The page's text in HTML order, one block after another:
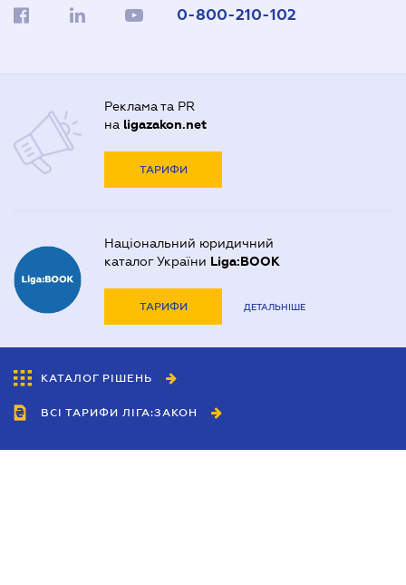
0-800-210-102
Реклама та PR
на ligazakon.net
ТАРИФИ
Національний юридичний
каталог України Liga:BOOK
ТАРИФИ ДЕТАЛЬНІШЕ
КАТАЛОГ РІШЕНЬ
ВСІ ТАРИФИ ЛІГА:ЗАКОН